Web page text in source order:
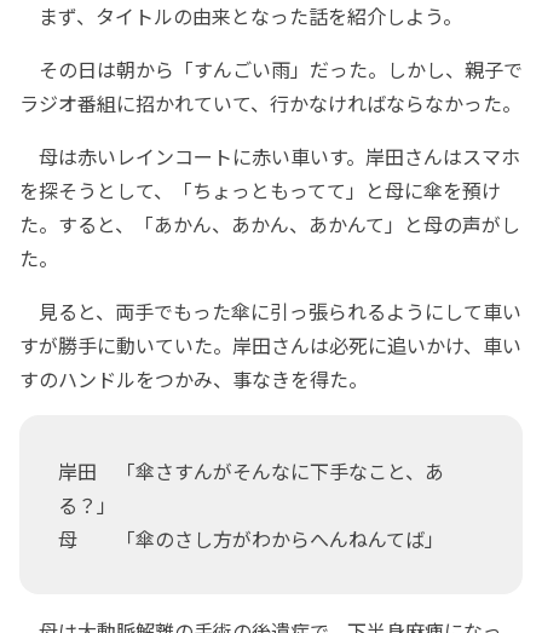
まず、タイトルの由来となった話を紹介しよう。
その日は朝から「すんごい雨」だった。しかし、親子で
ラジオ番組に招かれていて、行かなければならなかった。
母は赤いレインコートに赤い車いす。岸田さんはスマホ
を探そうとして、「ちょっともってて」と母に傘を預け
た。すると、「あかん、あかん、あかんて」と母の声がし
た。
見ると、両手でもった傘に引っ張られるようにして車い
すが勝手に動いていた。岸田さんは必死に追いかけ、車い
すのハンドルをつかみ、事なきを得た。
岸田 「傘さすんがそんなに下手なこと、あ
る？」
母 「傘のさし方がわからへんねんてば」